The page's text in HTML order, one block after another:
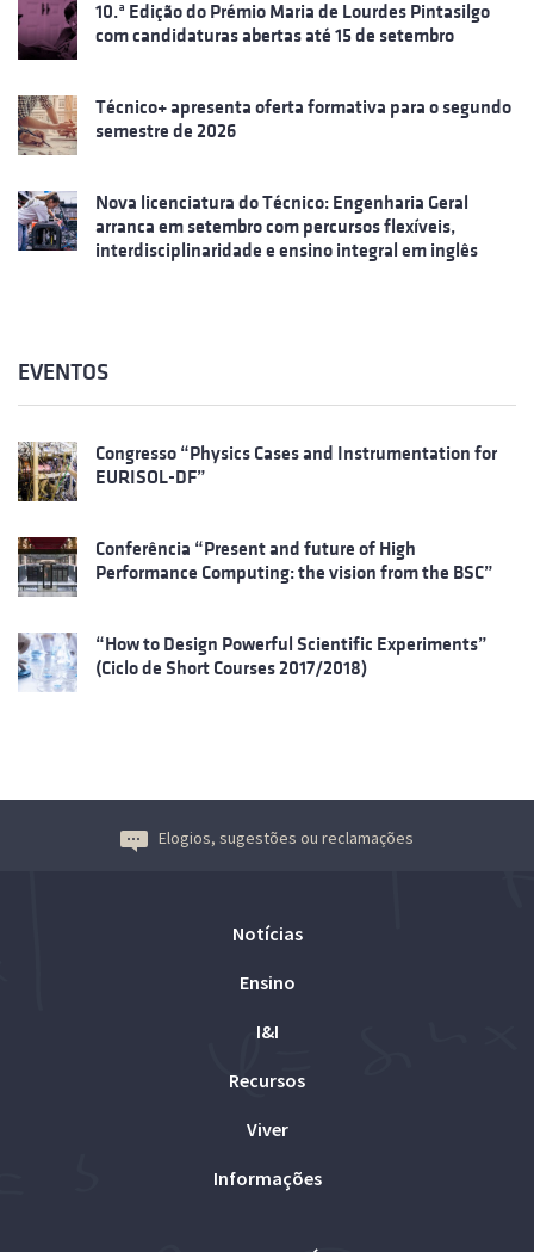
10.ª Edição do Prémio Maria de Lourdes Pintasilgo
com candidaturas abertas até 15 de setembro
Técnico+ apresenta oferta formativa para o segundo
semestre de 2026
Nova licenciatura do Técnico: Engenharia Geral
arranca em setembro com percursos flexíveis,
interdisciplinaridade e ensino integral em inglês
EVENTOS
Congresso “Physics Cases and Instrumentation for
EURISOL-DF”
Conferência “Present and future of High
Performance Computing: the vision from the BSC”
“How to Design Powerful Scientific Experiments”
(Ciclo de Short Courses 2017/2018)
Elogios, sugestões ou reclamações
Notícias
Ensino
I&I
Recursos
Viver
Informações